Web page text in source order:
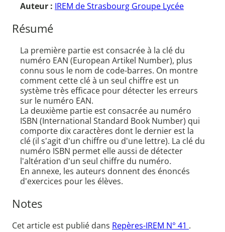
Auteur : IREM de Strasbourg Groupe Lycée
Résumé
La première partie est consacrée à la clé du
numéro EAN (European Artikel Number), plus
connu sous le nom de code-barres. On montre
comment cette clé à un seul chiffre est un
système très efficace pour détecter les erreurs
sur le numéro EAN.
La deuxième partie est consacrée au numéro
ISBN (International Standard Book Number) qui
comporte dix caractères dont le dernier est la
clé (il s'agit d'un chiffre ou d'une lettre). La clé du
numéro ISBN permet elle aussi de détecter
l'altération d'un seul chiffre du numéro.
En annexe, les auteurs donnent des énoncés
d'exercices pour les élèves.
Notes
Cet article est publié dans Repères-IREM N° 41 .